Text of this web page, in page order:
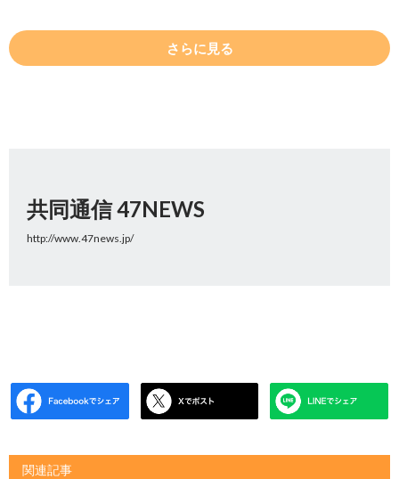
さらに見る
共同通信 47NEWS
http://www.47news.jp/
関連記事